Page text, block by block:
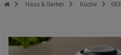
Zur Startseite des Kopp Verlag Online-Shop
Haus & Garten Küche